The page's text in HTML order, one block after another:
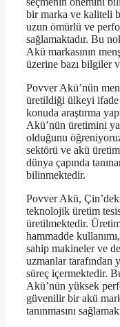
bir marka ve kaliteli
uzun ömürlü ve
sağlamaktadır. Bu
Akü markasının
üzerine bazı bilgiler
Povver Akü’nün
üretildiği ülkeyi ifade
konuda araştırma
Akü’nün üretimini
olduğunu
sektörü ve akü
dünya çapında
bilinmektedir.
Povver Akü,
teknolojik üretim
üretilmektedir.
hammadde
sahip makineler ve
uzmanlar tarafından
süreç içermektedir.
Akü’nün yüksek
güvenilir bir akü
tanınmasını